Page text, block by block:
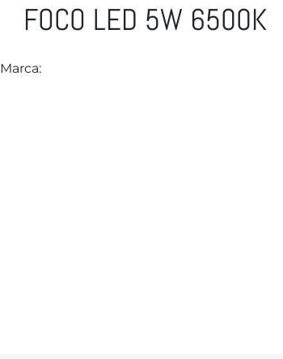
FOCO LED 5W 6500K
Marca: